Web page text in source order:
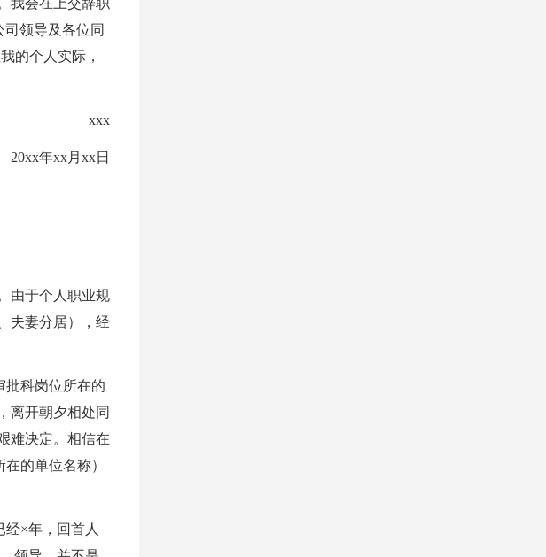
我会在上交辞职
领导及各位同
的个人实际，
xxx
20xx年xx月xx日
由于个人职业规
夫妻分居），经
批科岗位所在的
离开朝夕相处同
难决定。相信在
的单位名称）
×年，回首人